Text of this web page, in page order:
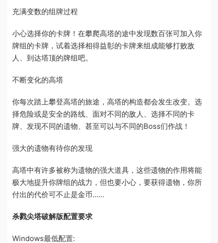
充满变数的组牌过程
小心选择你的卡牌！在攀爬高塔的途中发现数百张可加入你
牌组的卡牌，试着选择相得益彰的卡牌来组成能够打败敌
人、到达塔顶的牌组吧。
不断变化的高塔
你每次踏上攀登高塔的旅途，高塔的构造都会发生改变。选
择危险或是安全的路线、面对不同的敌人、选择不同的卡
牌、发现不同的遗物、甚至可以与不同的Boss们作战！
强大的遗物有待你的发现
高塔中有许多被称为遗物的强大道具，这些遗物的作用将能
极大地提升你牌组的战力，但也要小心，要获得遗物，你所
付出的代价可不止是金币……
杀戮尖塔破解版配置要求
Windows最低配置: